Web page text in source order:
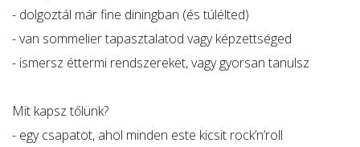
- dolgoztál már fine diningban (és túlélted)
- van sommelier tapasztalatod vagy képzettséged
- ismersz éttermi rendszereket, vagy gyorsan tanulsz
Mit kapsz tőlünk?
- egy csapatot, ahol minden este kicsit rock’n’roll